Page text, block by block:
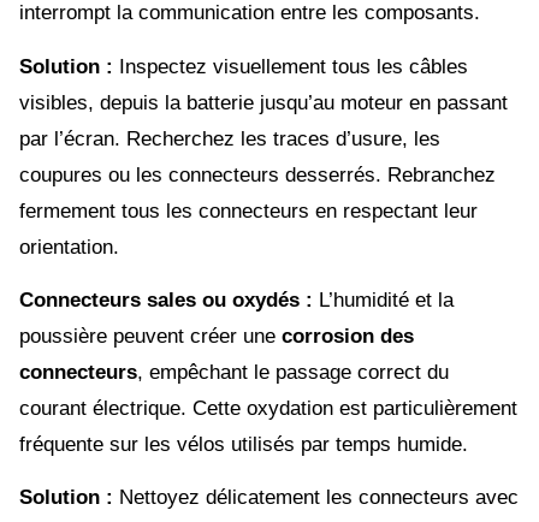
interrompt la communication entre les composants.
Solution : Inspectez visuellement tous les câbles
visibles, depuis la batterie jusqu’au moteur en passant
par l’écran. Recherchez les traces d’usure, les
coupures ou les connecteurs desserrés. Rebranchez
fermement tous les connecteurs en respectant leur
orientation.
Connecteurs sales ou oxydés : L’humidité et la
poussière peuvent créer une corrosion des
connecteurs, empêchant le passage correct du
courant électrique. Cette oxydation est particulièrement
fréquente sur les vélos utilisés par temps humide.
Solution : Nettoyez délicatement les connecteurs avec